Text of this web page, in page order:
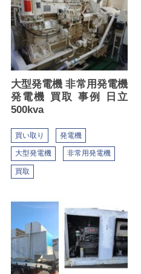
大型発電機 非常用発電機
発電機 買取 事例 日立
500kva
買い取り 発電機
大型発電機 非常用発電機
買取